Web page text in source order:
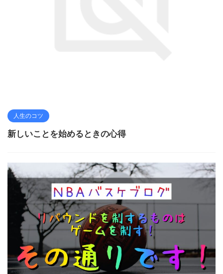
人生のコツ
新しいことを始めるときの心得